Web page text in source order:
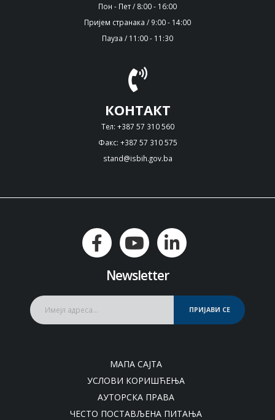
Пон - Пет / 8:00 - 16:00
Пријем странака / 9:00 - 14:00
Пауза / 11:00 - 11:30
КОНТАКТ
Тел: +387 57 310 560
Факс: +387 57 310 575
stand@isbih.gov.ba
Newsletter
ПРИЈАВИ СЕ
МАПА САЈТА
УСЛОВИ КОРИШЋЕЊА
АУТОРСКА ПРАВА
ЧЕСТО ПОСТАВЉЕНА ПИТАЊА